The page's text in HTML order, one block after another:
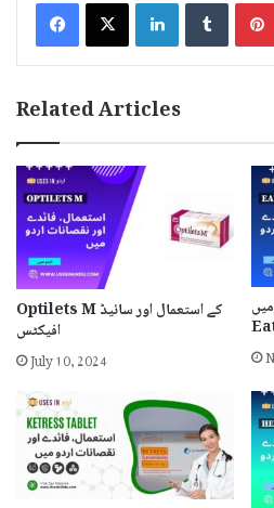
Related Articles
Optilets M کے استعمال اور سائیڈ
افیکٹس
July 10, 2024